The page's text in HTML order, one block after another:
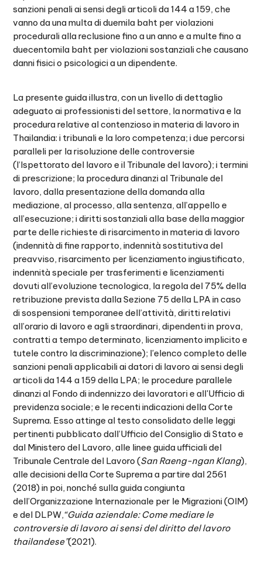
sanzioni penali ai sensi degli articoli da 144 a 159, che
vanno da una multa di duemila baht per violazioni
procedurali alla reclusione fino a un anno e a multe fino a
duecentomila baht per violazioni sostanziali che causano
danni fisici o psicologici a un dipendente.
La presente guida illustra, con un livello di dettaglio
adeguato ai professionisti del settore, la normativa e la
procedura relative al contenzioso in materia di lavoro in
Thailandia: i tribunali e la loro competenza; i due percorsi
paralleli per la risoluzione delle controversie
(l’Ispettorato del lavoro e il Tribunale del lavoro); i termini
di prescrizione; la procedura dinanzi al Tribunale del
lavoro, dalla presentazione della domanda alla
mediazione, al processo, alla sentenza, all’appello e
all’esecuzione; i diritti sostanziali alla base della maggior
parte delle richieste di risarcimento in materia di lavoro
(indennità di fine rapporto, indennità sostitutiva del
preavviso, risarcimento per licenziamento ingiustificato,
indennità speciale per trasferimenti e licenziamenti
dovuti all’evoluzione tecnologica, la regola del 75% della
retribuzione prevista dalla Sezione 75 della LPA in caso
di sospensioni temporanee dell’attività, diritti relativi
all’orario di lavoro e agli straordinari, dipendenti in prova,
contratti a tempo determinato, licenziamento implicito e
tutele contro la discriminazione); l'elenco completo delle
sanzioni penali applicabili ai datori di lavoro ai sensi degli
articoli da 144 a 159 della LPA; le procedure parallele
dinanzi al Fondo di indennizzo dei lavoratori e all'Ufficio di
previdenza sociale; e le recenti indicazioni della Corte
Suprema. Esso attinge al testo consolidato delle leggi
pertinenti pubblicato dall’Ufficio del Consiglio di Stato e
dal Ministero del Lavoro, alle linee guida ufficiali del
Tribunale Centrale del Lavoro (San Raeng-ngan Klang),
alle decisioni della Corte Suprema a partire dal 2561
(2018) in poi, nonché sulla guida congiunta
dell’Organizzazione Internazionale per le Migrazioni (OIM)
e del DLPW,“Guida aziendale: Come mediare le
controversie di lavoro ai sensi del diritto del lavoro
thailandese”(2021).